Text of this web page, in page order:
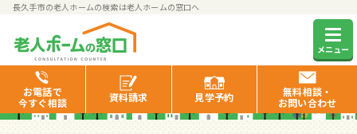
長久手市の老人ホームの検索は老人ホームの窓口へ
メニュー
お電話で
今すぐ相談
資料請求 見学予約
無料相談・
お問い合わせ
長久手市の有料老人ホーム一覧